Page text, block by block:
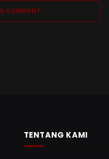
COMMENT
TENTANG KAMI